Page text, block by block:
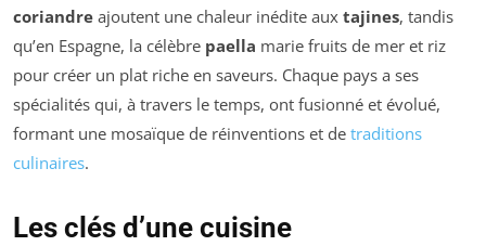
coriandre ajoutent une chaleur inédite aux tajines, tandis
qu’en Espagne, la célèbre paella marie fruits de mer et riz
pour créer un plat riche en saveurs. Chaque pays a ses
spécialités qui, à travers le temps, ont fusionné et évolué,
formant une mosaïque de réinventions et de traditions
culinaires.
Les clés d’une cuisine